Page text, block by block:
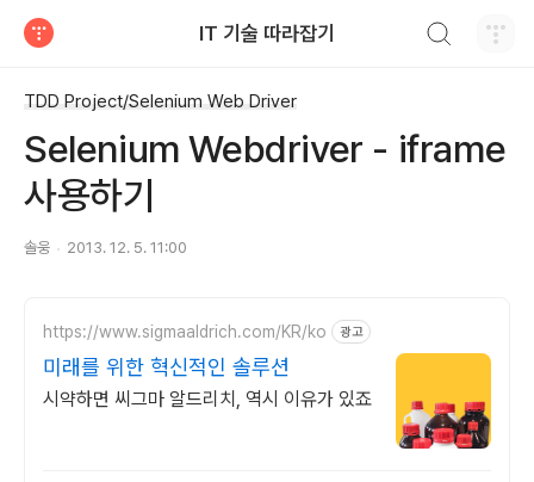
IT 기술 따라잡기
TDD Project/Selenium Web Driver
Selenium Webdriver - iframe
사용하기
솔웅 2013. 12. 5. 11:00
https://www.sigmaaldrich.com/KR/ko 광고
미래를 위한 혁신적인 솔루션
시약하면 씨그마 알드리치, 역시 이유가 있죠